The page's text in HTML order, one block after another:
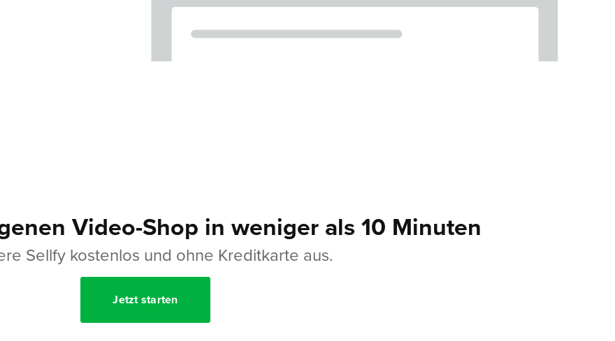
Video-Shop in weniger als 10 Minuten
Sellfy kostenlos und ohne Kreditkarte aus.
Jetzt starten